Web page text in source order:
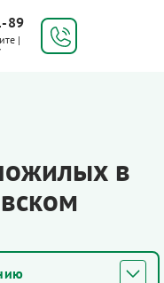
89
|
в